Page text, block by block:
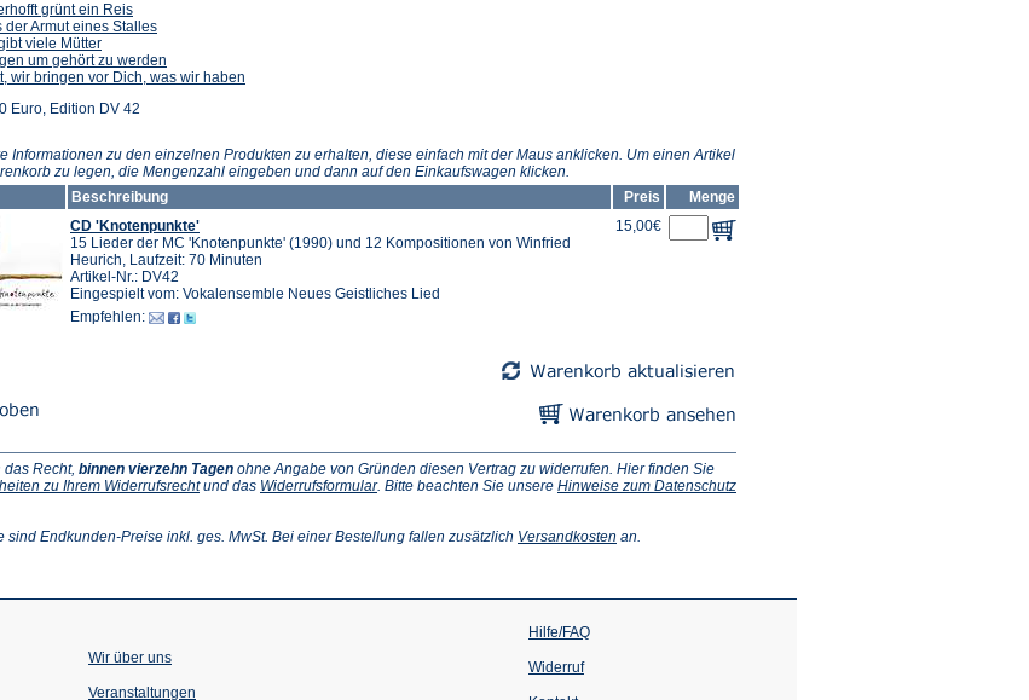
grünt ein Reis
der Armut eines Stalles
viele Mütter
um gehört zu werden
wir bringen vor Dich, was wir haben
Euro, Edition DV 42
Informationen zu den einzelnen Produkten zu erhalten, diese einfach mit der Maus anklicken. Um einen Artikel
zu legen, die Mengenzahl eingeben und dann auf den Einkaufswagen klicken.
Beschreibung
Preis
Menge
CD 'Knotenpunkte'
15 Lieder der MC 'Knotenpunkte' (1990) und 12 Kompositionen von Winfried
Heurich, Laufzeit: 70 Minuten
Artikel-Nr.: DV42
Eingespielt vom: Vokalensemble Neues Geistliches Lied
Empfehlen:
15,00€
Recht, binnen vierzehn Tagen ohne Angabe von Gründen diesen Vertrag zu widerrufen. Hier finden Sie
zu Ihrem Widerrufsrecht(Öffnet
neuen
und das Widerrufsformular(Öffnet
neuen
. Bitte beachten Sie unsere Hinweise zum Datenschutz
sind Endkunden-Preise inkl. ges. MwSt. Bei einer Bestellung fallen zusätzlich Versandkosten (Öffnet
Tab)
an.
Wir über uns
Veranstaltungen
Hilfe/FAQ
Widerruf